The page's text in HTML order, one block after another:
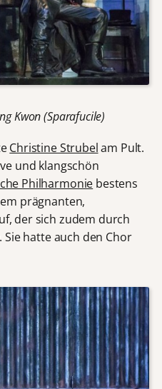
Kwon (Sparafucile)
Christine Strubelam Pult.
und klangschön
Philharmonie bestens
prägnanten,
der sich zudem durch
hatte auch den Chor